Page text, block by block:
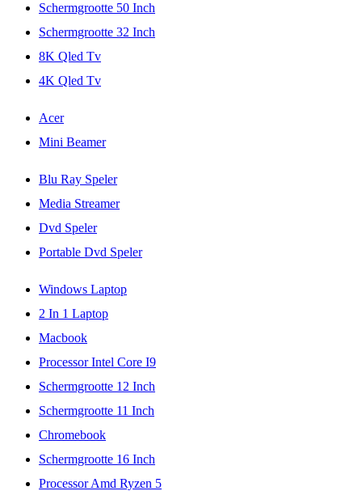
Schermgrootte 50 Inch
Schermgrootte 32 Inch
8K Qled Tv
4K Qled Tv
Acer
Mini Beamer
Blu Ray Speler
Media Streamer
Dvd Speler
Portable Dvd Speler
Windows Laptop
2 In 1 Laptop
Macbook
Processor Intel Core I9
Schermgrootte 12 Inch
Schermgrootte 11 Inch
Chromebook
Schermgrootte 16 Inch
Processor Amd Ryzen 5